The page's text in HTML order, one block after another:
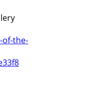
of-the-